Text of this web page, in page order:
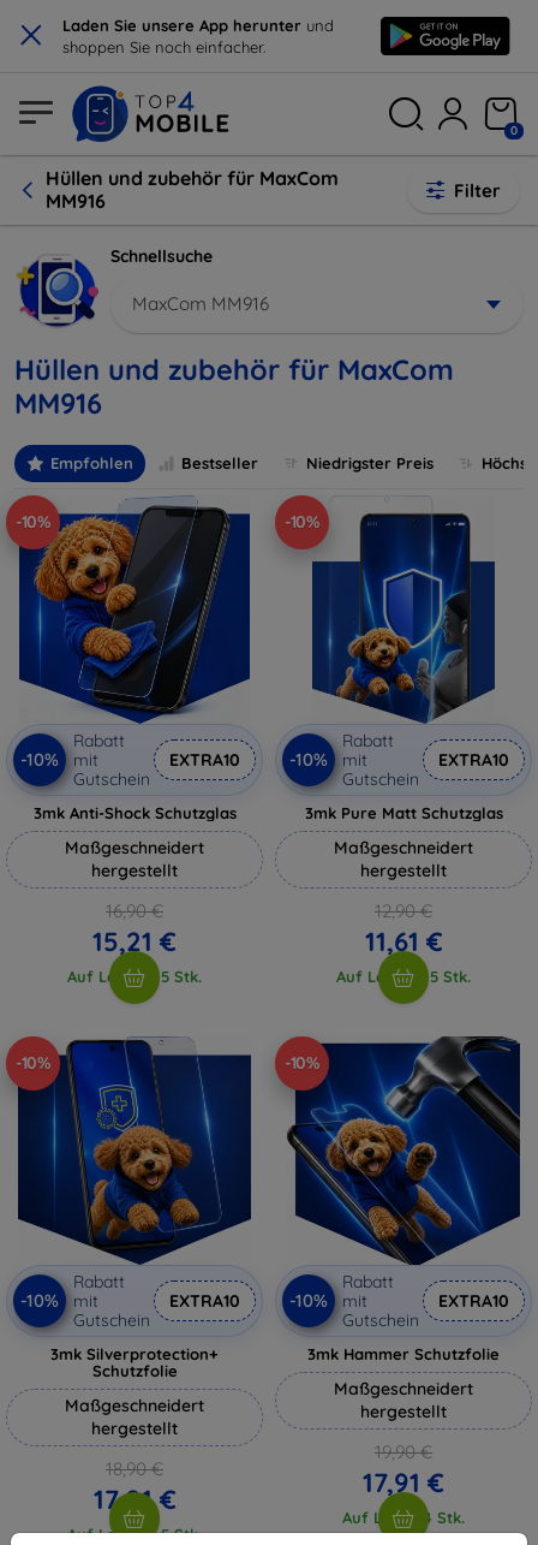
× Laden Sie unsere App herunter und
shoppen Sie noch einfacher.
0
Hüllen und zubehör für MaxCom
MM916
Filter
Schnellsuche
MaxCom MM916
Hüllen und zubehör für MaxCom
MM916
Empfohlen Bestseller Niedrigster Preis
-10%
-10%
Rabatt
mit
Gutschein
EXTRA10
3mk Anti-Shock Schutzglas
Maßgeschneidert
hergestellt
16,90 €
15,21 €
Auf Lager > 5 Stk.
-10%
-10%
Rabatt
mit
Gutschein
EXTRA10
3mk Pure Matt Schutzglas
Maßgeschneidert
hergestellt
12,90 €
11,61 €
Auf Lager > 5 Stk.
-10%
-10%
Rabatt
mit
Gutschein
EXTRA10
3mk Silverprotection+
Schutzfolie
Maßgeschneidert
hergestellt
18,90 €
17,01 €
Auf Lager > 5 Stk.
-10%
-10%
Rabatt
mit
Gutschein
EXTRA10
3mk Hammer Schutzfolie
Maßgeschneidert
hergestellt
19,90 €
17,91 €
Auf Lager 4 Stk.